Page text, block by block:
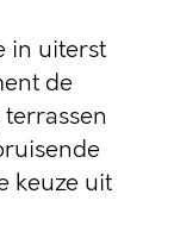
in uiterst
de
keuze uit